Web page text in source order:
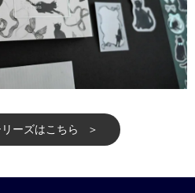
ーズはこちら